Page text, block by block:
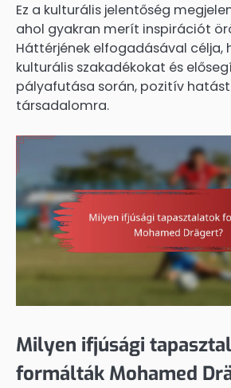
Ez a kulturális jelentőség
ahol gyakran merít inspirációt
Háttérjének elfogadásával célja,
kulturális szakadékokat és
pályafutása során, pozitív
társadalomra.
Milyen ifjúsági
formálták Mohamed